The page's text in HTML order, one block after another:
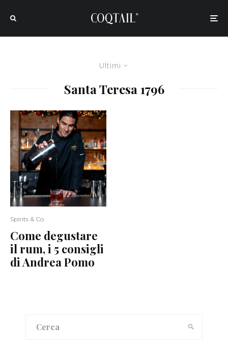
Ultimi
Santa Teresa 1796
Spirits & Co.
Come degustare
il rum, i 5 consigli
di Andrea Pomo